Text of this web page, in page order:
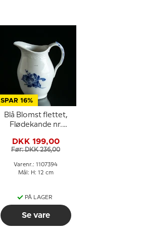
SPAR 16%
Blå Blomst flettet,
Flødekande nr.
Royal Copenhagen
DKK 199,00
Før: DKK 236,00
Varenr.: 1107394
Mål: H: 12 cm
PÅ LAGER
Se vare